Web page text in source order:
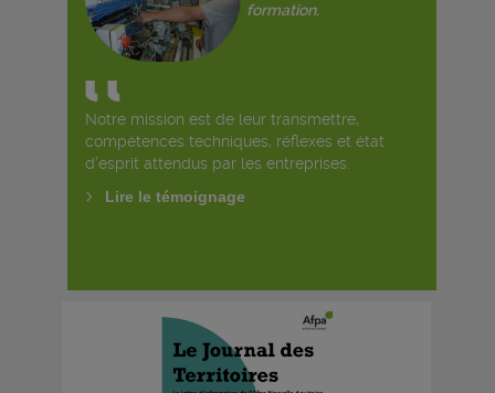
formation.
Notre mission est de leur transmettre,
compétences techniques, réflexes et état
d’esprit attendus par les entreprises.
Lire le témoignage